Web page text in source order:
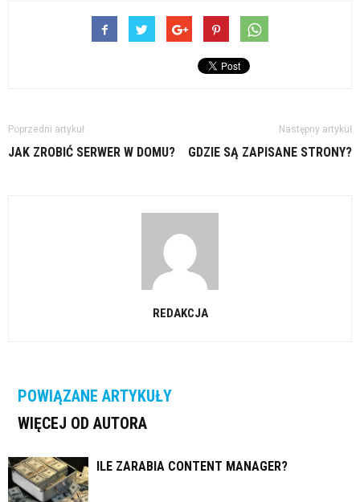
Poprzedni artykuł
JAK ZROBIĆ SERWER W DOMU?
Następny artykuł
GDZIE SĄ ZAPISANE STRONY?
REDAKCJA
POWIĄZANE ARTYKUŁY
WIĘCEJ OD AUTORA
ILE ZARABIA CONTENT MANAGER?